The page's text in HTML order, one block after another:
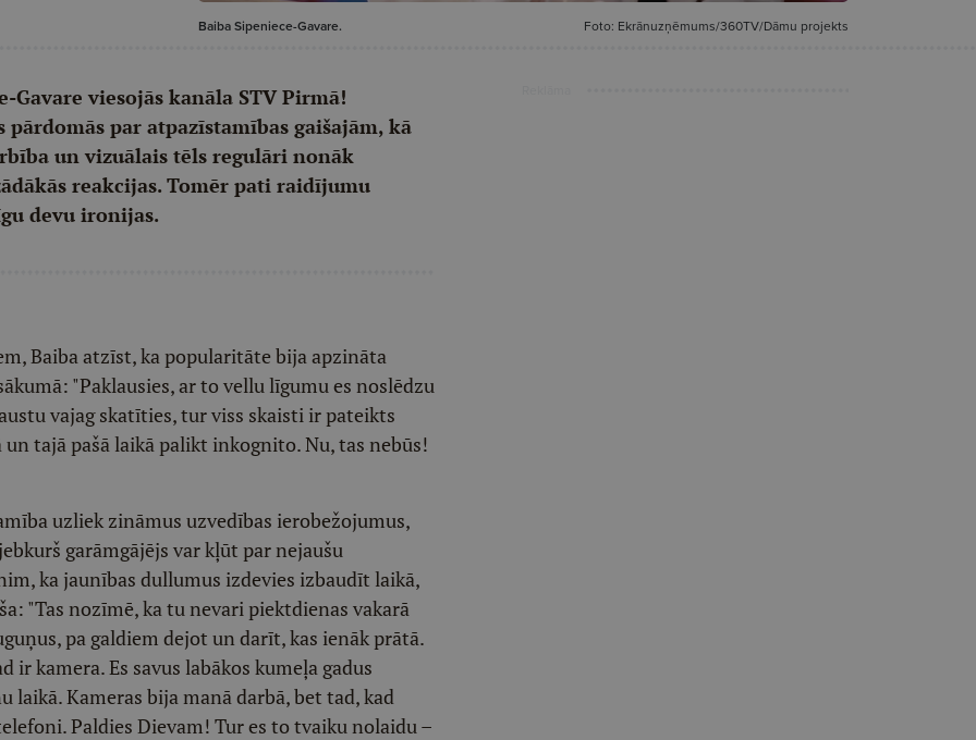
Baiba Sipeniece-Gavare. Foto: Ekrānuzņēmums/360TV/Dāmu projekts
viesojās kanāla STV Pirmā!
par atpazīstamības gaišajām, kā
un vizuālais tēls regulāri nonāk
reakcijas. Tomēr pati raidījumu
devu ironijas.
Baiba atzīst, ka popularitāte bija apzināta
"Paklausies, ar to vellu līgumu es noslēdzu
vajag skatīties, tur viss skaisti ir pateikts
tajā pašā laikā palikt inkognito. Nu, tas nebūs!
uzliek zināmus uzvedības ierobežojumus,
garāmgājējs var kļūt par nejaušu
ka jaunības dullumus izdevies izbaudīt laikā,
"Tas nozīmē, ka tu nevari piektdienas vakarā
pa galdiem dejot un darīt, kas ienāk prātā.
kamera. Es savus labākos kumeļa gadus
Kameras bija manā darbā, bet tad, kad
Paldies Dievam! Tur es to tvaiku nolaidu –